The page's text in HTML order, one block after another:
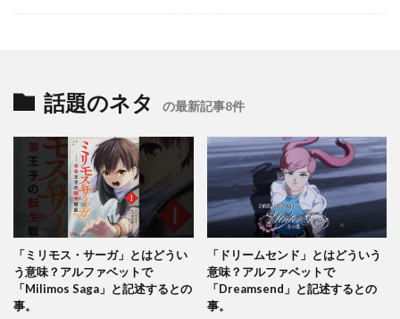
話題のネタ の最新記事8件
「ミリモス・サーガ」とはどうい
う意味？アルファベットで
「Milimos Saga」と記述するとの
事。
「ドリームセンド」とはどういう
意味？アルファベットで
「Dreamsend」と記述するとの
事。